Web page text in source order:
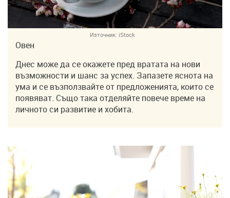
Източник: iStock
Овен
Днес може да се окажете пред вратата на нови
възможности и шанс за успех. Запазете яснота на
ума и се възползвайте от предложенията, които се
появяват. Също така отделяйте повече време на
личното си развитие и хобита.